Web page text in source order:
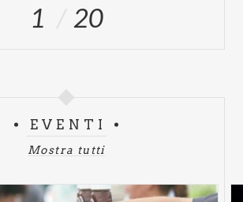
1 20
EVENTI
Mostra tutti